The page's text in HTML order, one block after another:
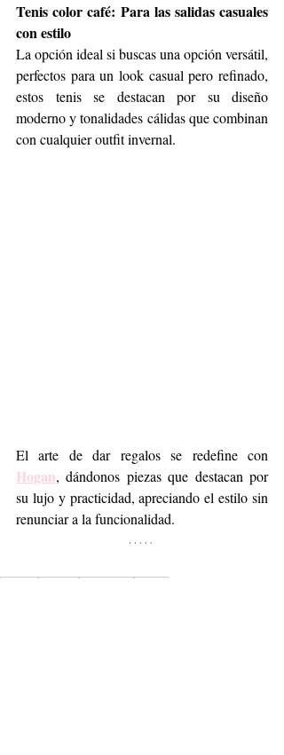
Tenis color café: Para las salidas casuales
con estilo
La opción ideal si buscas una opción versátil,
perfectos para un look casual pero refinado,
estos tenis se destacan por su diseño
moderno y tonalidades cálidas que combinan
con cualquier outfit invernal.
Hogan, dándonos piezas que destacan por
su lujo y practicidad, apreciando el estilo sin
renunciar a la funcionalidad.